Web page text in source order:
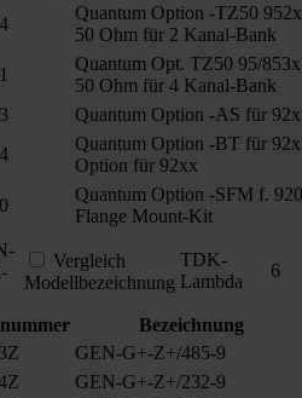
Quantum Option -TZ50
50 Ohm für 2 Kanal-Bank
Quantum Opt. TZ50 95/
50 Ohm für 4 Kanal-Bank
Quantum Option -AS für
Quantum Option -BT für
Option für 92xx
Quantum Option -SFM f.
Flange Mount-Kit
Vergleich
Modellbezeichnung
TDK-
Lambda
6
Bezeichnung
GEN-G+-Z+/485-9
GEN-G+-Z+/232-9